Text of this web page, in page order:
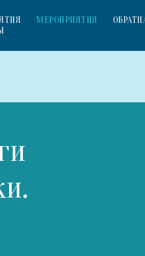
МЕРОПРИЯТИЯ